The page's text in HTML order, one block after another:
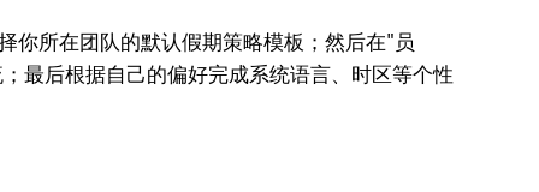
你所在团队的默认假期策略模板；然后在"员
最后根据自己的偏好完成系统语言、时区等个性